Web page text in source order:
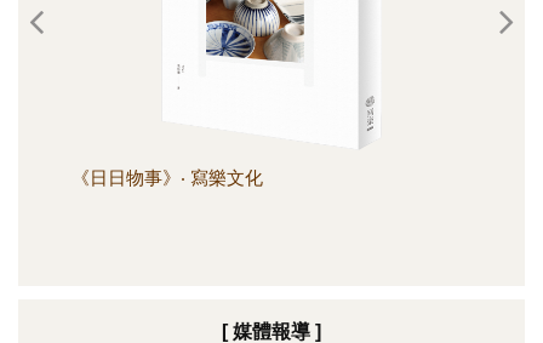
《日日物事》‧ 寫樂文化
[ 媒體報導 ]